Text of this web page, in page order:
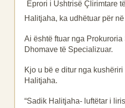
Eprori i Ushtrisë Çlirimtare
Halitjaha, ka udhëtuar për
Ai është ftuar nga
Dhomave të Specializuar.
Kjo u bë e ditur nga
Halitjaha.
“Sadik Halitjaha- luftëtar i